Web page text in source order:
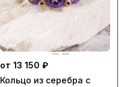
от 13 150 ₽
Кольцо из серебра с